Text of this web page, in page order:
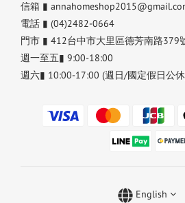
信箱 ▮
電話 ▮ (04)2482-0664
門市 ▮ 412台中市大里區德芳南路379
週一至五▮ 9:00-18:00
週六▮ 10:00-17:00 (週日/國定假日公
English